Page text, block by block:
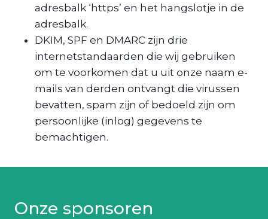
adresbalk ‘https’ en het hangslotje in de
adresbalk.
DKIM, SPF en DMARC zijn drie
internetstandaarden die wij gebruiken
om te voorkomen dat u uit onze naam e-
mails van derden ontvangt die virussen
bevatten, spam zijn of bedoeld zijn om
persoonlijke (inlog) gegevens te
bemachtigen.
Onze sponsoren